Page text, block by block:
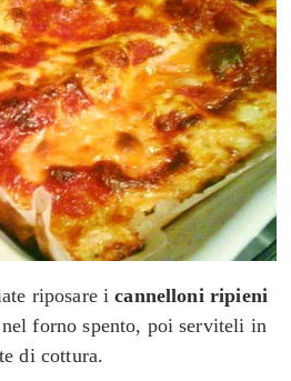
riposare icannelloni ripieni
forno spento, poi serviteli in
di cottura.